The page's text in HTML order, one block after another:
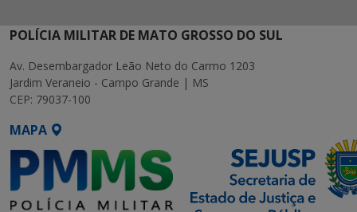
POLÍCIA MILITAR DE MATO GROSSO DO SUL
Av. Desembargador Leão Neto do Carmo 1203
Jardim Veraneio - Campo Grande | MS
CEP: 79037-100
MAPA